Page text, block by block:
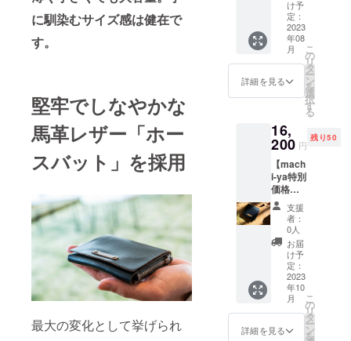
に馴染むサイズ感は健在で
す。
堅牢でしなやかな
馬革レザー「ホー
スバット」を採用
最大の変化として挙げられ
HL 1
点 送
料340円
（リ
ターン
価格に
含む）
一般販
価格：
17,980
円（税
込） ※
割引率
は送料
を除く
製品の
販売予
定価格
に対す
るもの
です。
※左利き
の方に
向けて
左利き
け予
定：
2023
年08
月
詳細を見る
こ
の
リ
タ
ー
ン
を
選
択
す
る
16,
200 円
残り50
【mach
i-ya特別
価格
（約8%
オ
フ）】
Quattro
Wallet
HL 1
点 送
料340円
（リ
ターン
価格に
支援
者：
0人
お届
け予
定：
2023
年10
月
詳細を見る
こ
の
リ
タ
ー
ン
を